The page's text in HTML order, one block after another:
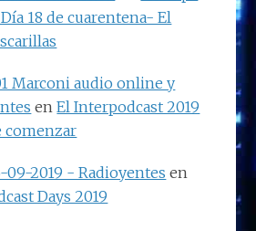
18 de cuarentena- El
Marconi audio online y
enEl Interpodcast 2019
comenzar
09-2019 - Radioyentes en
Days 2019